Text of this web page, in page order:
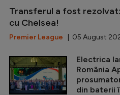
Transferul a fost
cu Chelsea!
Premier League | 05 August
Electrica
România
din baterii